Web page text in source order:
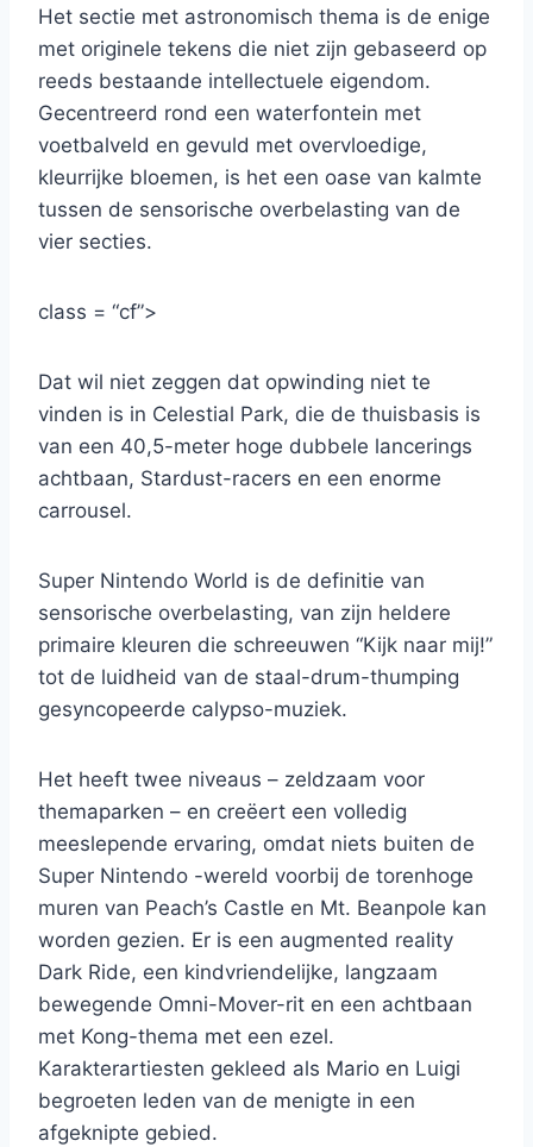
Het sectie met astronomisch thema is de enige
met originele tekens die niet zijn gebaseerd op
reeds bestaande intellectuele eigendom.
Gecentreerd rond een waterfontein met
voetbalveld en gevuld met overvloedige,
kleurrijke bloemen, is het een oase van kalmte
tussen de sensorische overbelasting van de
vier secties.
class = “cf”>
Dat wil niet zeggen dat opwinding niet te
vinden is in Celestial Park, die de thuisbasis is
van een 40,5-meter hoge dubbele lancerings
achtbaan, Stardust-racers en een enorme
carrousel.
Super Nintendo World is de definitie van
sensorische overbelasting, van zijn heldere
primaire kleuren die schreeuwen “Kijk naar mij!”
tot de luidheid van de staal-drum-thumping
gesyncopeerde calypso-muziek.
Het heeft twee niveaus – zeldzaam voor
themaparken – en creëert een volledig
meeslepende ervaring, omdat niets buiten de
Super Nintendo -wereld voorbij de torenhoge
muren van Peach’s Castle en Mt. Beanpole kan
worden gezien. Er is een augmented reality
Dark Ride, een kindvriendelijke, langzaam
bewegende Omni-Mover-rit en een achtbaan
met Kong-thema met een ezel.
Karakterartiesten gekleed als Mario en Luigi
begroeten leden van de menigte in een
afgeknipte gebied.